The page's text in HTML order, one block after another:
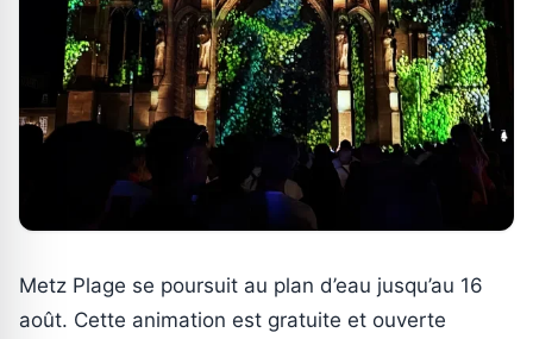
Metz Plage se poursuit au plan d’eau jusqu’au 16
août. Cette animation est gratuite et ouverte